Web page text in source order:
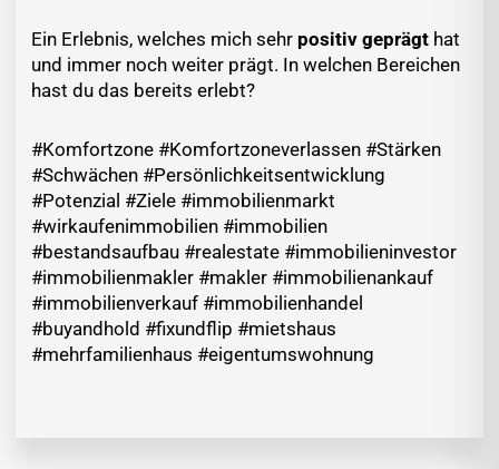
Ein Erlebnis, welches mich sehr positiv geprägt hat
und immer noch weiter prägt. In welchen Bereichen
hast du das bereits erlebt?
#Komfortzone #Komfortzoneverlassen #Stärken
#Schwächen #Persönlichkeitsentwicklung
#Potenzial #Ziele #immobilienmarkt
#wirkaufenimmobilien #immobilien
#bestandsaufbau #realestate #immobilieninvestor
#immobilienmakler #makler #immobilienankauf
#immobilienverkauf #immobilienhandel
#buyandhold #fixundflip #mietshaus
#mehrfamilienhaus #eigentumswohnung